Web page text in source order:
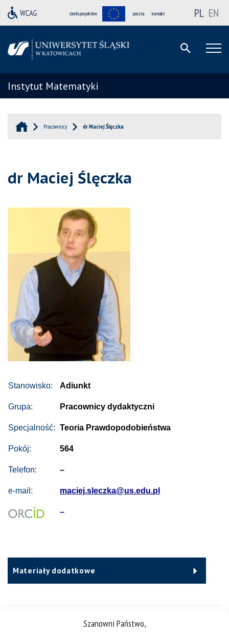
Szanowni Państwo,
strefa projektów poczta kontakt PL EN
Instytut Matematyki
Pracownicy dr Maciej Ślęczka
dr Maciej Ślęczka
Stanowisko:
Grupa:
Specjalność:
Pokój:
Telefon:
e-mail:
Adiunkt
Pracownicy dydaktyczni
Teoria Prawdopodobieństwa
564
–
maciej.sleczka@us.edu.pl
–
Materiały dodatkowe